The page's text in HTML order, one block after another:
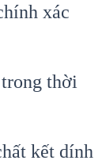
xác
thời
kết dính